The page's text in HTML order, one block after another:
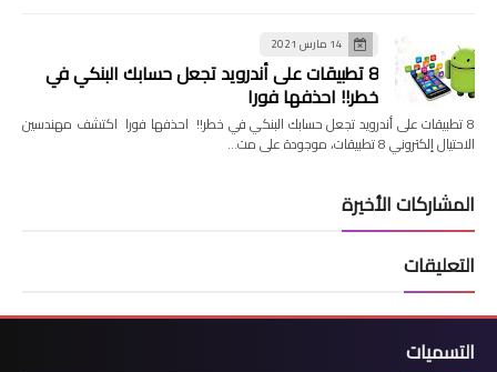
14 مارس 2021
8 تطبيقات على أندرويد تجعل حسابك البنكي في
خطر!! احذفها فورا
8 تطبيقات على أندرويد تجعل حسابك البنكي في خطر!! احذفها فورا اكتشف مهندسين
الاحتيال إلكتروني 8 تطبيقات، موجودة على مت…
المشاركات الأخيرة
التعليقات
التسميات